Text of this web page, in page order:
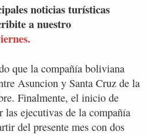
noticias turísticas
a nuestro
que la compañía boliviana
Asuncion y Santa Cruz de la
Finalmente, el inicio de
ejecutivas de la compañía
del presente mes con dos